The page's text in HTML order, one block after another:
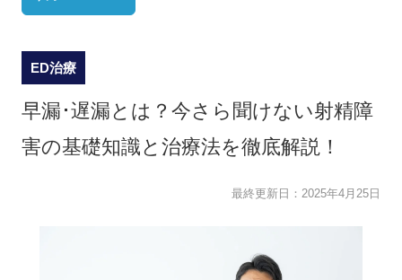
ED治療
早漏･遅漏とは？今さら聞けない射精障
害の基礎知識と治療法を徹底解説！
最終更新日：2025年4月25日